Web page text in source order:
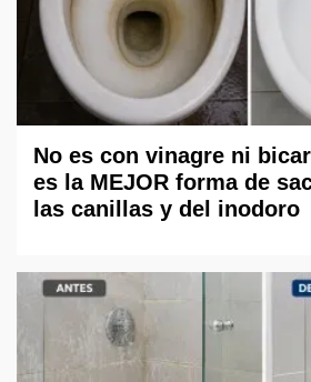
No es con vinagre ni
es la MEJOR forma de
las canillas y del inodoro